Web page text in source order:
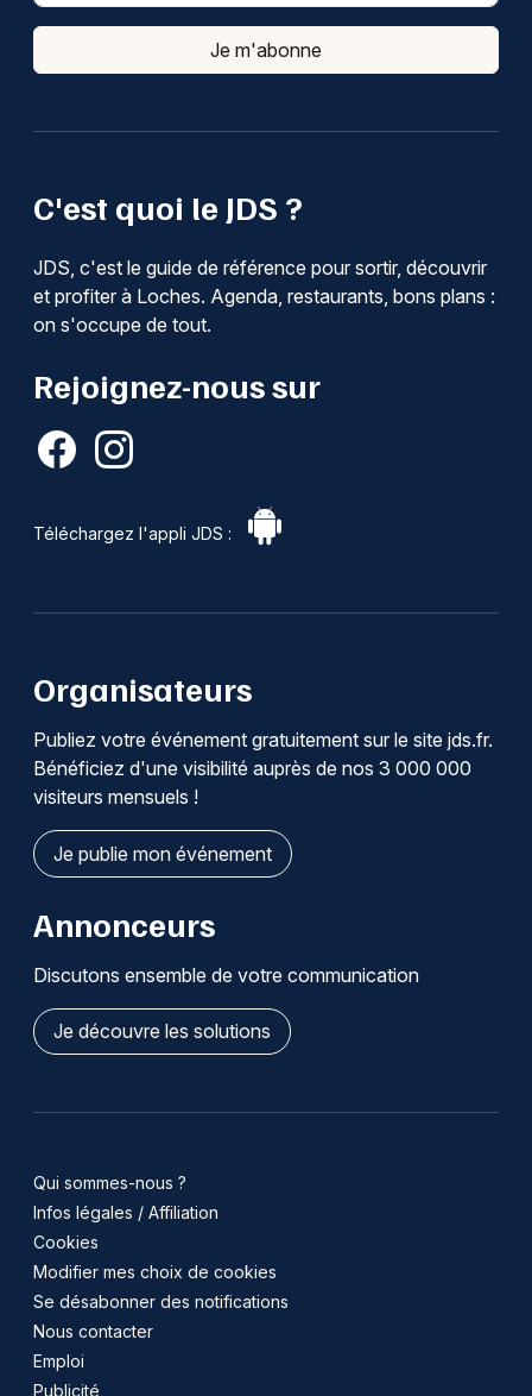
C'est quoi le JDS ?
JDS, c'est le guide de référence pour sortir, découvrir
et profiter à Loches. Agenda, restaurants, bons plans :
on s'occupe de tout.
Rejoignez-nous sur
Téléchargez l'appli JDS :
Je m'abonne
Organisateurs
Publiez votre événement gratuitement sur le site jds.fr.
Bénéficiez d'une visibilité auprès de nos 3 000 000
visiteurs mensuels !
Je publie mon événement
Annonceurs
Discutons ensemble de votre communication
Je découvre les solutions
Qui sommes-nous ?
Infos légales / Affiliation
Cookies
Modifier mes choix de cookies
Se désabonner des notifications
Nous contacter
Emploi
Publicité